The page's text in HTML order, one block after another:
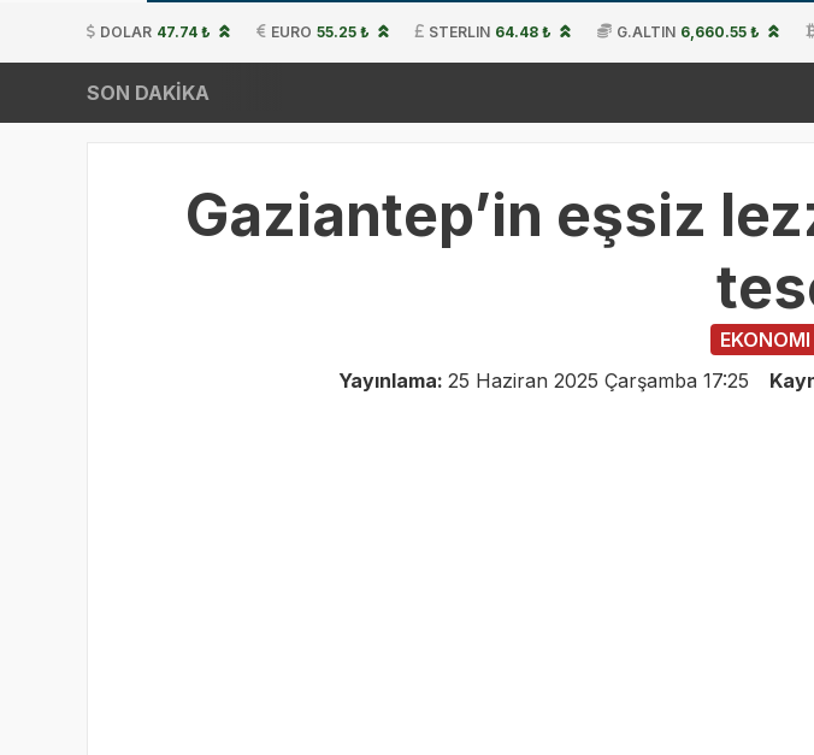
DOLAR 47.74 ₺ EURO 55.25 ₺ STERLIN 64.48 ₺ G.ALTIN 6,660.55 ₺
SON DAKİKA
Gaziantep’in eşsiz
EKONOMI
Yayınlama: 25 Haziran 2025 Çarşamba 17:25